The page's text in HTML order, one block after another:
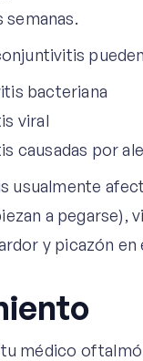
semanas.
bacteriana
viral
causadas por
usualmente
a pegarse),
y picazón en
médico